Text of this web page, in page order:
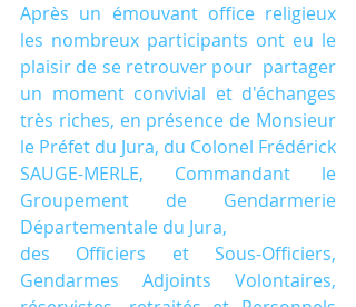
Après un émouvant office religieux
les nombreux participants ont eu le
plaisir de se retrouver pour  partager
un moment convivial et d'échanges
très riches, en présence de Monsieur
le Préfet du Jura, du Colonel Frédérick
SAUGE-MERLE, Commandant le
Groupement de Gendarmerie
Départementale du Jura,
des Officiers et Sous-Officiers,
Gendarmes Adjoints Volontaires,